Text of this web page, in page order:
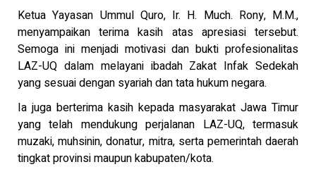
Ketua Yayasan Ummul Quro, Ir. H. Much. Rony, M.M.,
menyampaikan terima kasih atas apresiasi tersebut.
Semoga ini menjadi motivasi dan bukti profesionalitas
LAZ-UQ dalam melayani ibadah Zakat Infak Sedekah
yang sesuai dengan syariah dan tata hukum negara.
Ia juga berterima kasih kepada masyarakat Jawa Timur
yang telah mendukung perjalanan LAZ-UQ, termasuk
muzaki, muhsinin, donatur, mitra, serta pemerintah daerah
tingkat provinsi maupun kabupaten/kota.